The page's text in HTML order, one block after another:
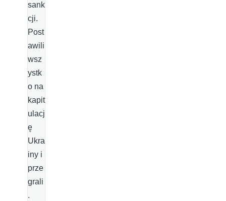
sank
cji.
Post
awili
wsz
ystk
o na
kapit
ulacj
ę
Ukra
iny i
prze
grali
.